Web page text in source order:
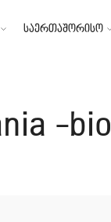
საერთაშორისო
-bio